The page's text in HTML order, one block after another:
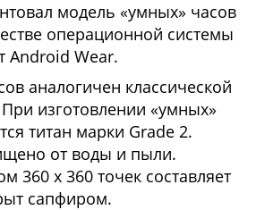
модель «умных» часов
операционной системы
Android Wear.
аналогичен классической
изготовлении «умных»
титан марки Grade 2.
от воды и пыли.
360 х 360 точек составляет
сапфиром.